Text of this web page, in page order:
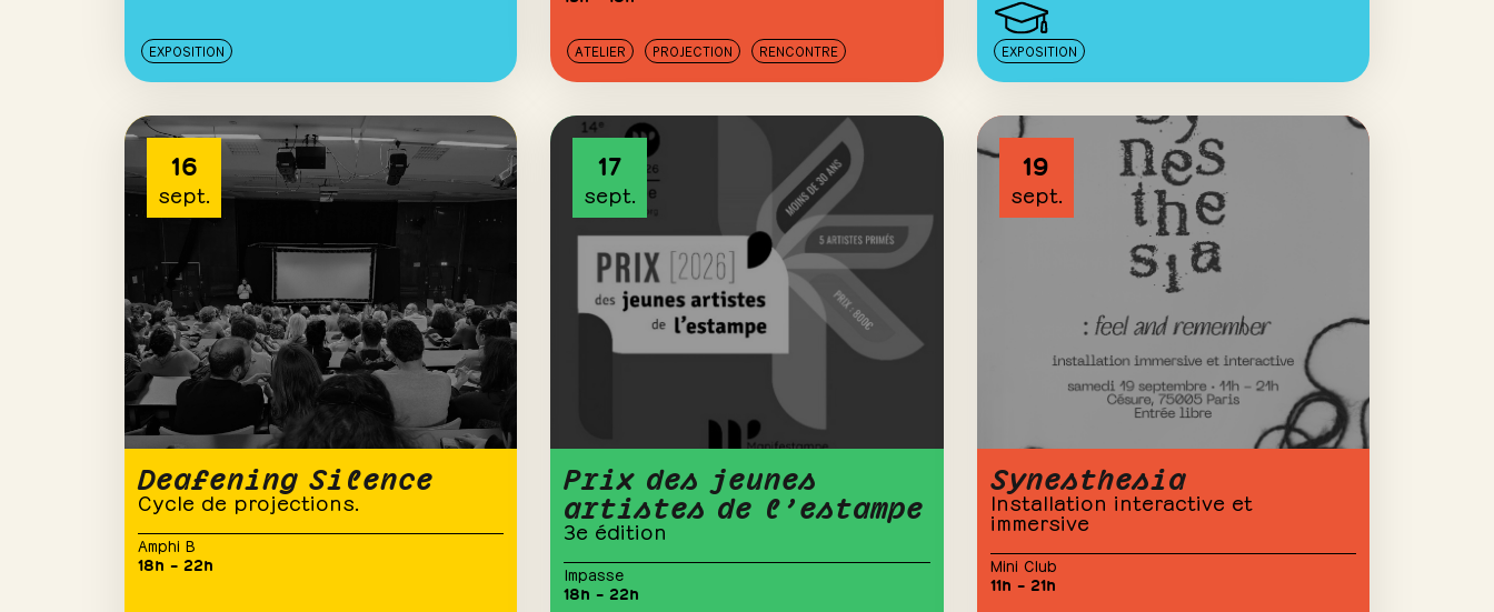
EXPOSITION ATELIER PROJECTION RENCONTRE EXPOSITION
16
sept.
Deafening Silence
Cycle de projections.
Amphi B
18h – 22h
17
sept.
Prix des jeunes
artistes de l’estampe
3e édition
Impasse
18h – 22h
19
sept.
Synesthesia
Installation interactive et
immersive
Mini Club
11h – 21h